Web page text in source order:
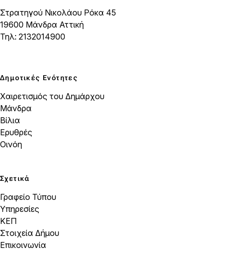
Στρατηγού Νικολάου Ρόκα 45
19600 Μάνδρα Αττική
Τηλ: 2132014900
Δημοτικές Ενότητες
Χαιρετισμός του Δημάρχου
Μάνδρα
Βίλια
Ερυθρές
Οινόη
Σχετικά
Γραφείο Τύπου
Υπηρεσίες
ΚΕΠ
Στοιχεία Δήμου
Επικοινωνία